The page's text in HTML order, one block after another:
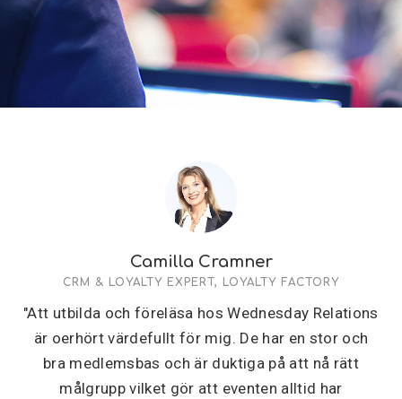
Camilla Cramner
CRM & LOYALTY EXPERT, LOYALTY FACTORY
"Att utbilda och föreläsa hos Wednesday Relations
är oerhört värdefullt för mig. De har en stor och
bra medlemsbas och är duktiga på att nå rätt
målgrupp vilket gör att eventen alltid har